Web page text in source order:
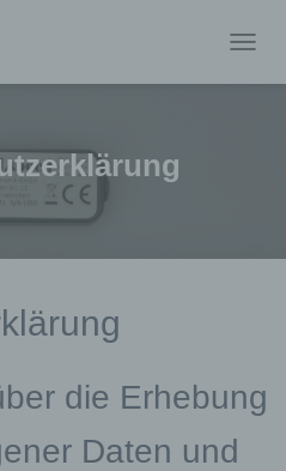
A
A
die Erhebung
Daten und